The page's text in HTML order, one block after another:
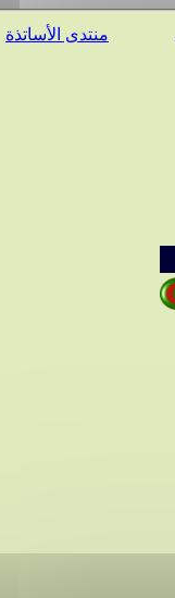
منتدى الأساتذة